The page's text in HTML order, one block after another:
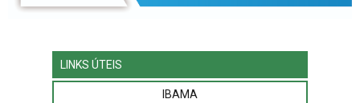
LINKS ÚTEIS
IBAMA